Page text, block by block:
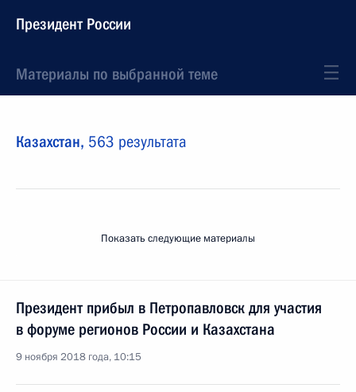
Президент России
Материалы по выбранной теме
Казахстан, 563 результата
Показать следующие материалы
Президент прибыл в Петропавловск для участия
в форуме регионов России и Казахстана
9 ноября 2018 года, 10:15